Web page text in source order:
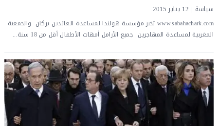
سياسة 12 يناير 2015
www.sabahachark.com تخبر مؤسسة هولندا لمساعدة العائدين بركان والجمعية
المغربية لمساعدة المهاجرين جميع الأرامل أمهات الأطفال أقل من 18 سنة...